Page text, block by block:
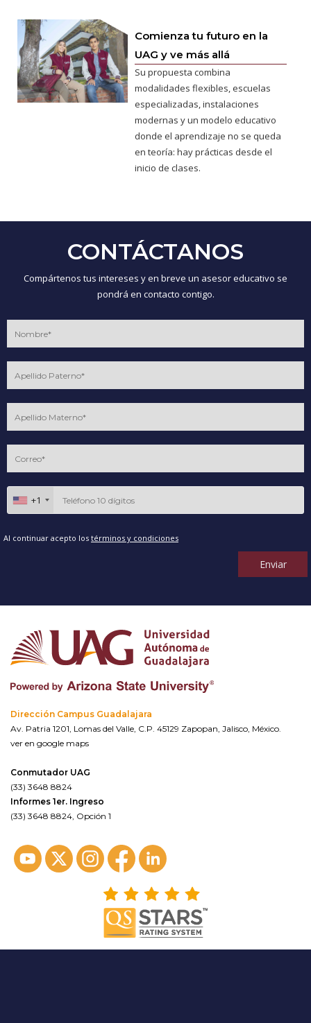
Comienza tu futuro en la
UAG y ve más allá
Su propuesta combina
modalidades flexibles, escuelas
especializadas, instalaciones
modernas y un modelo educativo
donde el aprendizaje no se queda
en teoría: hay prácticas desde el
inicio de clases.
CONTÁCTANOS
Compártenos tus intereses y en breve un asesor educativo se
pondrá en contacto contigo.
+1
Al continuar acepto los términos y condiciones
Enviar
Dirección Campus Guadalajara
Av. Patria 1201, Lomas del Valle, C.P. 45129 Zapopan, Jalisco, México.
ver en google maps
Conmutador UAG
(33) 3648 8824
Informes 1er. Ingreso
(33) 3648 8824, Opción 1